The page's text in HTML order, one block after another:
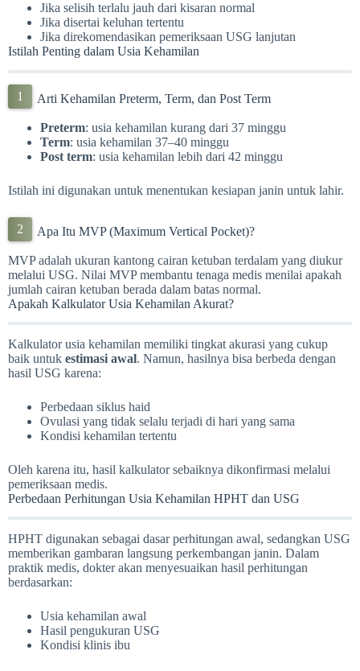
Jika selisih terlalu jauh dari kisaran normal
Jika disertai keluhan tertentu
Jika direkomendasikan pemeriksaan USG lanjutan
Istilah Penting dalam Usia Kehamilan
Arti Kehamilan Preterm, Term, dan Post Term
Preterm: usia kehamilan kurang dari 37 minggu
Term: usia kehamilan 37–40 minggu
Post term: usia kehamilan lebih dari 42 minggu
Istilah ini digunakan untuk menentukan kesiapan janin untuk lahir.
Apa Itu MVP (Maximum Vertical Pocket)?
MVP adalah ukuran kantong cairan ketuban terdalam yang diukur
melalui USG. Nilai MVP membantu tenaga medis menilai apakah
jumlah cairan ketuban berada dalam batas normal.
Apakah Kalkulator Usia Kehamilan Akurat?
Kalkulator usia kehamilan memiliki tingkat akurasi yang cukup
baik untuk estimasi awal. Namun, hasilnya bisa berbeda dengan
hasil USG karena:
Perbedaan siklus haid
Ovulasi yang tidak selalu terjadi di hari yang sama
Kondisi kehamilan tertentu
Oleh karena itu, hasil kalkulator sebaiknya dikonfirmasi melalui
pemeriksaan medis.
Perbedaan Perhitungan Usia Kehamilan HPHT dan USG
HPHT digunakan sebagai dasar perhitungan awal, sedangkan USG
memberikan gambaran langsung perkembangan janin. Dalam
praktik medis, dokter akan menyesuaikan hasil perhitungan
berdasarkan:
Usia kehamilan awal
Hasil pengukuran USG
Kondisi klinis ibu